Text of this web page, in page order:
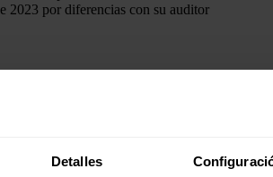
Detalles
2023 por diferencias con su auditor
bursátil, liderando las caídas en el
media hora en casar precio, caían un
a formular sus cuentas anuales de